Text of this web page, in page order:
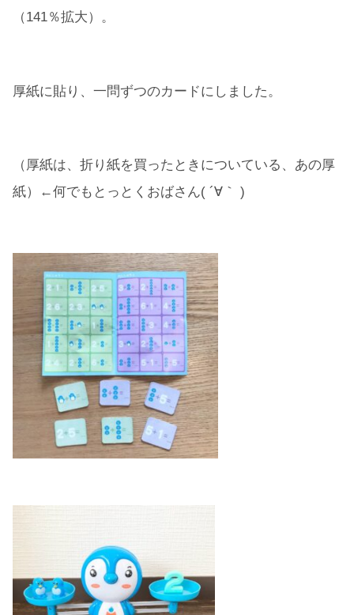
（141％拡大）。
厚紙に貼り、一問ずつのカードにしました。
（厚紙は、折り紙を買ったときについている、あの厚
紙）←何でもとっとくおばさん( ´∀｀ )